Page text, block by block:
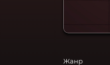
Жанр